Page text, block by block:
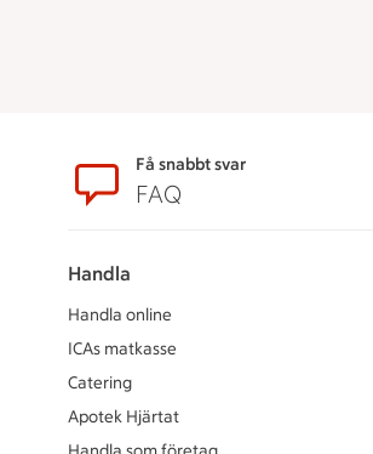
SidfotFå snabbt svar
FAQ
Handla
Handla online
ICAs matkasse
Catering
Apotek Hjärtat